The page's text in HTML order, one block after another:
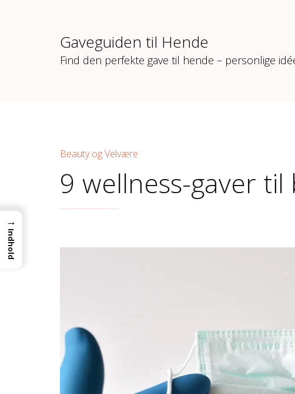
Gaveguiden til Hende
Find den perfekte gave til hende – personlige
Beauty og Velvære
9 wellness-gaver
→
Indhold